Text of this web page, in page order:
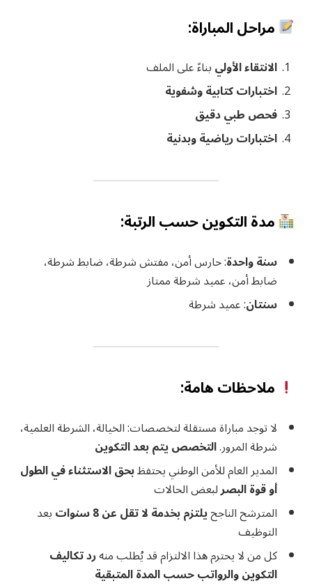
مراحل المباراة:
الانتقاء الأوليبناءً على الملف
اختبارات كتابية وشفوية
فحص طبي دقيق
اختبارات رياضية وبدنية
مدة التكوين حسب الرتبة:
سنة واحدة: حارس أمن، مفتش شرطة، ضابط شرطة،
ضابط أمن، عميد شرطة ممتاز
سنتان: عميد شرطة
ملاحظات هامة:
لا توجد مباراة مستقلة لتخصصات: الخيالة، الشرطة العلمية،
شرطة المرور.التخصص يتم بعد التكوين
المدير العام للأمن الوطني يحتفظبحق الاستثناء في الطول
أو قوة البصرلبعض الحالات
المترشح الناجحيلتزم بخدمة لا تقل عن 8 سنوات بعد
التوظيف
كل من لا يحترم هذا الالتزام قد يُطلب منهرد تكاليف
التكوين والرواتب حسب المدة المتبقية